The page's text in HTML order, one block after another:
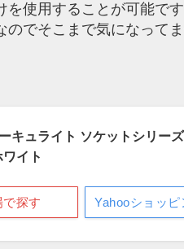
使用することが可能です
でそこまで気になってま
キュライト ソケットシリー
イト
探す Yahooショッピ